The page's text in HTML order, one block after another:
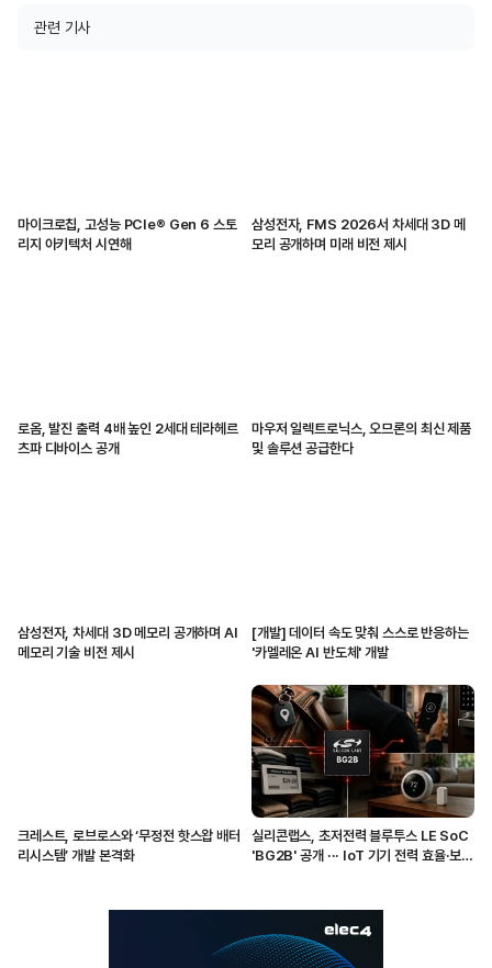
관련 기사
마이크로칩, 고성능 PCIe® Gen 6 스토
리지 아키텍처 시연해
삼성전자, FMS 2026서 차세대 3D 메
모리 공개하며 미래 비전 제시
로옴, 발진 출력 4배 높인 2세대 테라헤르
츠파 디바이스 공개
마우저 일렉트로닉스, 오므론의 최신 제품
및 솔루션 공급한다
삼성전자, 차세대 3D 메모리 공개하며 AI
메모리 기술 비전 제시
[개발] 데이터 속도 맞춰 스스로 반응하는
'카멜레온 AI 반도체' 개발
크레스트, 로브로스와 ‘무정전 핫스왑 배터
리시스템’ 개발 본격화
실리콘랩스, 초저전력 블루투스 LE SoC
'BG2B' 공개 ··· IoT 기기 전력 효율·보안